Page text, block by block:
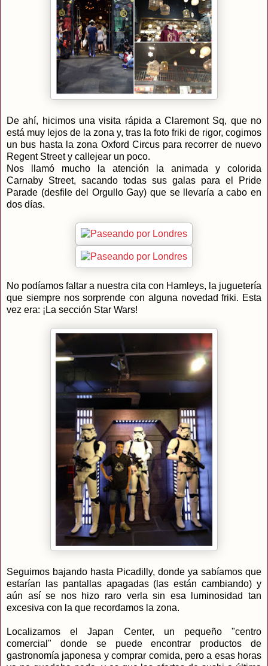
De ahí, hicimos una visita rápida a Claremont Sq, que no
está muy lejos de la zona y, tras la foto friki de rigor, cogimos
un bus hasta la zona Oxford Circus para recorrer de nuevo
Regent Street y callejear un poco.
Nos llamó mucho la atención la animada y colorida
Carnaby Street, sacando todas sus galas para el Pride
Parade (desfile del Orgullo Gay) que se llevaría a cabo en
dos días.
No podíamos faltar a nuestra cita con Hamleys, la juguetería
que siempre nos sorprende con alguna novedad friki. Esta
vez era: ¡La sección Star Wars!
Seguimos bajando hasta Picadilly, donde ya sabíamos que
estarían las pantallas apagadas (las están cambiando) y
aún así se nos hizo raro verla sin esa luminosidad tan
excesiva con la que recordamos la zona.
Localizamos el Japan Center, un pequeño "centro
comercial" donde se puede encontrar productos de
gastronomía japonesa y comprar comida, pero a esas horas